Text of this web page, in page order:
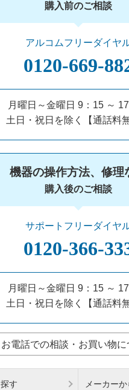
購入前のご相談
アルコムフリーダイヤ
月曜日～金曜日 9：15 ～
土日・祝日を除く【通話料無
機器の操作方法、修理
購入後のご相談
サポートフリーダイヤ
月曜日～金曜日 9：15 ～
土日・祝日を除く【通話料無
お電話での相談・お買い物に
す メーカー